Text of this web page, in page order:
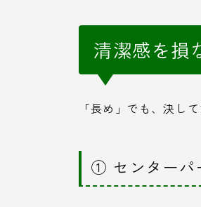
清潔感を損
「長め」でも、決し
① センターパ